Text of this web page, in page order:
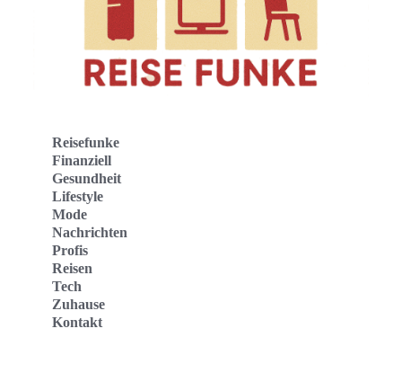
Reisefunke
Finanziell
Gesundheit
Lifestyle
Mode
Nachrichten
Profis
Reisen
Tech
Zuhause
Kontakt